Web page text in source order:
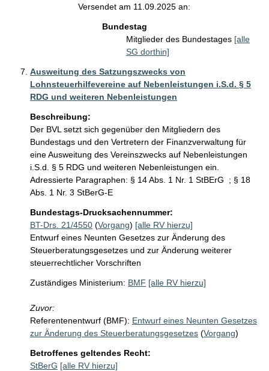
Versendet am 11.09.2025 an:
Bundestag
Mitglieder des Bundestages [alle
SG dorthin]
Ausweitung des Satzungszwecks von
Lohnsteuerhilfevereine auf Nebenleistungen i.S.d. § 5
RDG und weiteren Nebenleistungen
Beschreibung:
Der BVL setzt sich gegenüber den Mitgliedern des
Bundestags und den Vertretern der Finanzverwaltung für
eine Ausweitung des Vereinszwecks auf Nebenleistungen
i.S.d. § 5 RDG und weiteren Nebenleistungen ein.
Adressierte Paragraphen: § 14 Abs. 1 Nr. 1 StBErG  ; § 18
Abs. 1 Nr. 3 StBerG-E
Bundestags-Drucksachennummer:
BT-Drs. 21/4550 (Vorgang) [alle RV hierzu]
Entwurf eines Neunten Gesetzes zur Änderung des
Steuerberatungsgesetzes und zur Änderung weiterer
steuerrechtlicher Vorschriften
Zuständiges Ministerium: BMF [alle RV hierzu]
Zuvor:
Referentenentwurf (BMF): Entwurf eines Neunten Gesetzes
zur Änderung des Steuerberatungsgesetzes (Vorgang)
Betroffenes geltendes Recht:
StBerG [alle RV hierzu]